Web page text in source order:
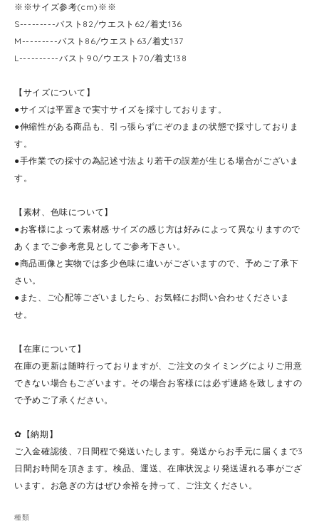
※※サイズ参考(cm)※※
S---------バスト82/ウエスト62/着丈136
M---------バスト86/ウエスト63/着丈137
L----------バスト90/ウエスト70/着丈138
【サイズについて】
●サイズは平置きで実寸サイズを採寸しております。
●伸縮性がある商品も、引っ張らずにぞのままの状態で採寸しておりま
す。
●手作業での採寸の為記述寸法より若干の誤差が生じる場合がございま
す。
【素材、色味について】
●お客様によって素材感·サイズの感じ方は好みによって異なりますので
あくまでご参考意見としてご参考下さい。
●商品画像と実物では多少色味に違いがございますので、予めご了承下
さい。
●また、ご心配等ございましたら、お気軽にお問い合わせくださいま
せ。
【在庫について】
在庫の更新は随時行っておりますが、ご注文のタイミングによりご用意
できない場合もございます。その場合お客様には必ず連絡を致しますの
で予めご了承ください。
✿【納期】
ご入金確認後、7日間程で発送いたします。発送からお手元に届くまで3
日間お時間を頂きます。検品、運送、在庫状況より発送遅れる事がござ
います。お急ぎの方はぜひ余裕を持って、ご注文ください。
種類